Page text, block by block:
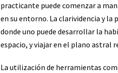
practicante puede comenzar a
en su entorno. La clarividencia y la
donde uno puede desarrollar la
espacio, y viajar en el plano astral
La utilización de herramientas